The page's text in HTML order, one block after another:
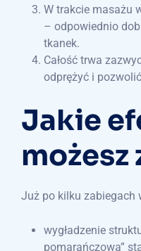
W trakcie masażu
– odpowiednio
tkanek.
Całość trwa
odprężyć i
Jakie
możesz
Już po kilku zabiegach
wygładzenie
pomarańczowa”